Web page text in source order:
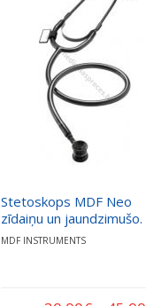
Stetoskops MDF Neo
zīdaiņu un jaundzimušo.
MDF INSTRUMENTS